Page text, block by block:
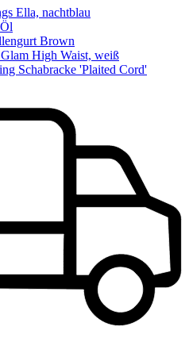
Ella, nachtblau
Brown
High Waist, weiß
Schabracke 'Plaited Cord'